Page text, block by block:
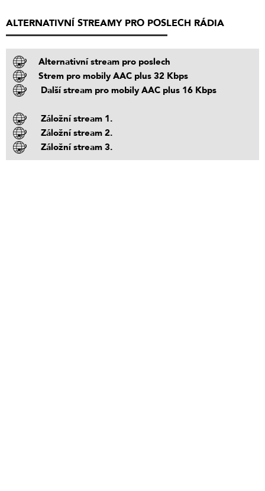
ALTERNATIVNÍ STREAMY PRO POSLECH RÁDIA
Alternativní stream pro poslech
Strem pro mobily AAC plus 32 Kbps
Další stream pro mobily AAC plus 16 Kbps
Záložní stream 1.
Záložní stream 2.
Záložní stream 3.